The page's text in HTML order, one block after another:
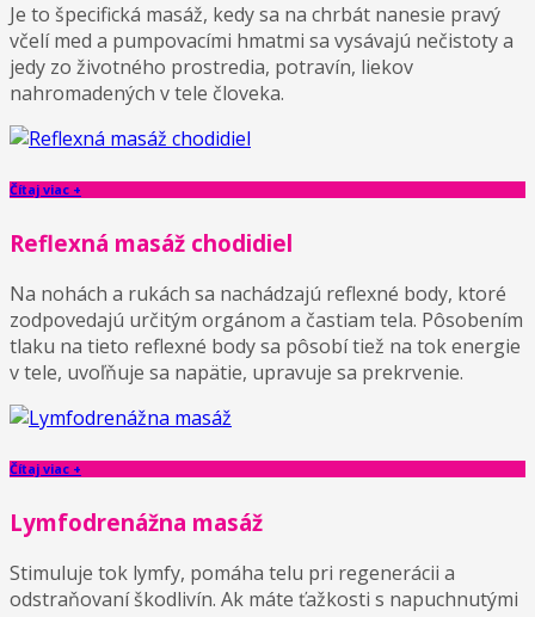
Je to špecifická masáž, kedy sa na chrbát nanesie pravý
včelí med a pumpovacími hmatmi sa vysávajú nečistoty a
jedy zo životného prostredia, potravín, liekov
nahromadených v tele človeka.
Čítaj viac +
Reflexná masáž chodidiel
Na nohách a rukách sa nachádzajú reflexné body, ktoré
zodpovedajú určitým orgánom a častiam tela. Pôsobením
tlaku na tieto reflexné body sa pôsobí tiež na tok energie
v tele, uvoľňuje sa napätie, upravuje sa prekrvenie.
Čítaj viac +
Lymfodrenážna masáž
Stimuluje tok lymfy, pomáha telu pri regenerácii a
odstraňovaní škodlivín. Ak máte ťažkosti s napuchnutými